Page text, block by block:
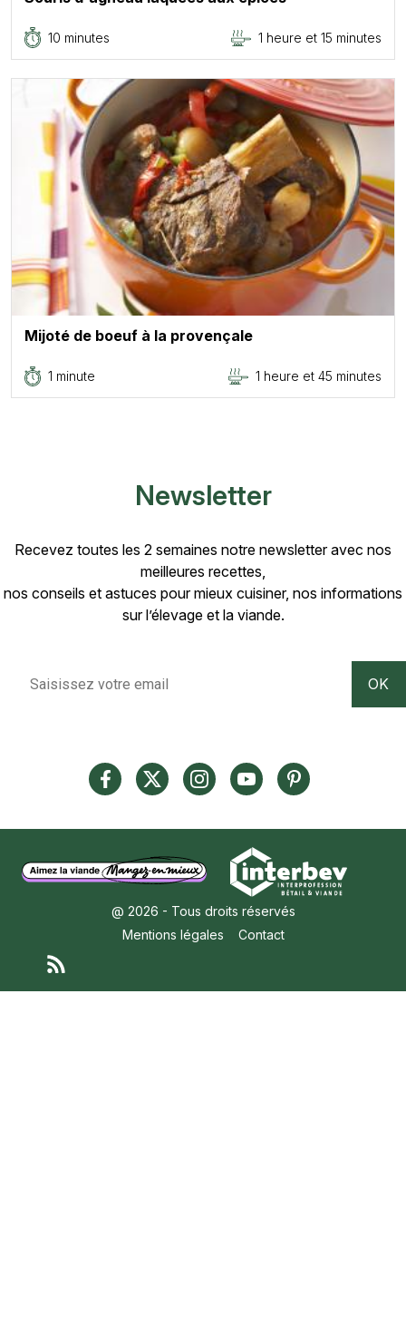
10 minutes 1 heure et 15 minutes
Mijoté de boeuf à la provençale
1 minute 1 heure et 45 minutes
Newsletter
Recevez toutes les 2 semaines notre newsletter avec nos
meilleures recettes,
nos conseils et astuces pour mieux cuisiner, nos informations
sur l’élevage et la viande.
@ 2026 - Tous droits réservés
Mentions légales
Contact